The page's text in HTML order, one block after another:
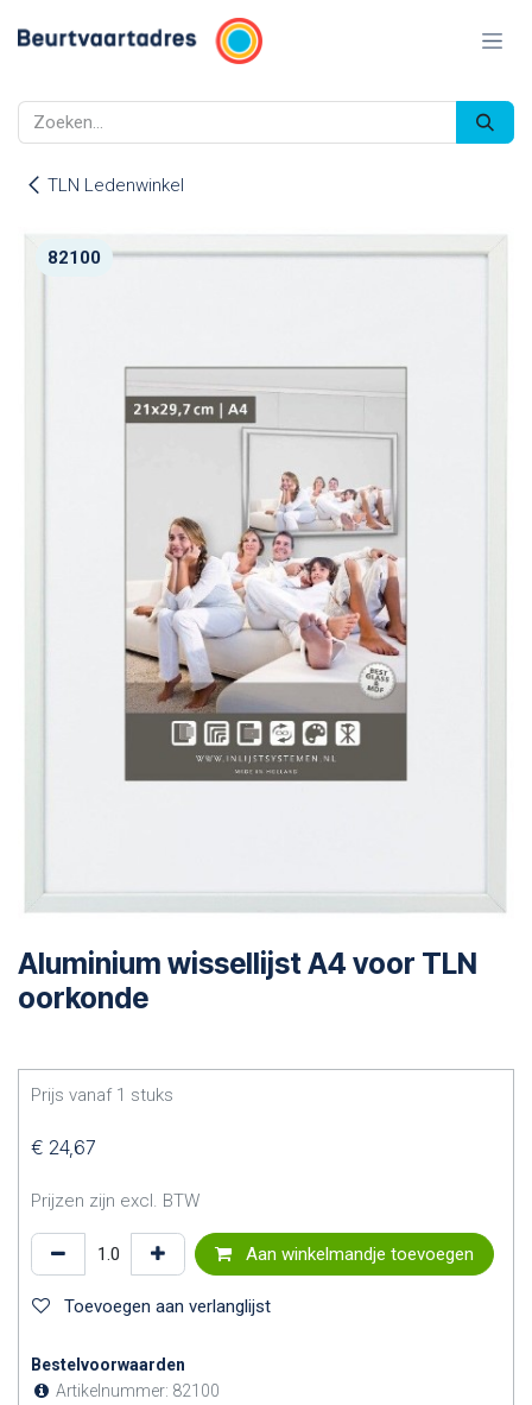
TLN Ledenwinkel
82100
Aluminium wissellijst A4 voor TLN
oorkonde
Prijs vanaf 1 stuks
€ 24,67
Prijzen zijn excl. BTW
Aan winkelmandje toevoegen
Toevoegen aan verlanglijst
Bestelvoorwaarden
Artikelnummer: 82100